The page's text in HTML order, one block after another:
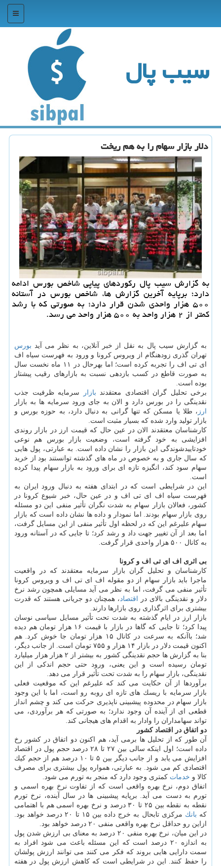
منو
سیب پال
دلار بازار سهام را به هم ریخت
به گزارش سیب پال ركوردهای پیاپی شاخص بورس ادامه
دارد؛ برپایه آخرین گزارش ها، شاخص بورس در آستانه
۵۰۰ هزار واحدی شدن قرار دارد؛ به صورتی كه با رشد
كمتر از ۲ هزار واحد به ۵۰۰ هزار واحد می رسد.
به گزارش سیب پال به نقل از خبر آنلاین، به نظر می آید بورس
تهران گذری زودهنگام از ویروس كرونا و ورود به فهرست سیاه اف
ای تی اف را تجربه كرده است؛ اما بهرحال در ۱۱ ماه نخست سال
به صورت قاطع در كسب بازدهی نسبت به بازارهای رقیب پیشتاز
بوده است.
برخی تحلیل گران اقتصادی معتقدند بازار
سرمایه ظرفیت جذب
نقدینگی را در بورس دارد و الان به جای ورود سرمایه ها به بازار
ارز ، طلا یا مسكن كه تنها گرانی به دنبال دارد، به حوزه بورس و
بازار تولید وارد شده كه بسیار مثبت است.
كارشناسان معتقدند الان در عین حال كه قیمت ارز در بازار روندی
افزایشی به خود گرفته است، وضعیت بازار بورس هم نوعی
خودتاییدشوندگی این بازار را نشان داده است. به عبارتی، پول هایی
كه سال جاری و به خصوص در ماه های گذشته توانستند بود از خرید
سهام سود كند، انگیزه تازه ای برای ورود به بازار سهام پیدا كرده
است.
این در شرایطی است كه در ابتدای هفته به دنبال ورود ایران به
فهرست سیاه اف ای تی اف و در عین حال، خبر شیوع كرونا در
كشور، فعالان بازار سهام به شدت نگران تأثیر منفی این دو مسئله
روی بازار سهام بودند. اما نمودار و داده ها نشان داده است كه بازار
سهام علیرغم این كه در لحظه اول تأثیر منفی از این مسایل گرفت،
اما بعد از آن تغییر جهت داد و رشد كرد؛ تا جایی كه در آستانه ورود
به كانال ۵۰۰ هزار واحدی قرار گرفت.
بی اثری اف ای تی اف و كرونا
كارشناسان و تحلیل گران بازار سرمایه معتقدند كه در واقعیت
ماجرا باید بازار سهام از دو مقوله اف ای تی اف و ویروس كرونا
تأثیر منفی می گرفت، اما به نظر می آید مسایلی همچون رشد نرخ
دلار و نقدینگی بالای در
اقتصاد ، همچنان دو جریانی هستند كه قدرت
بیشتری برای اثرگذاری روی بازارها دارند.
بازار ارز در ایام گذشته به شدت تحت تأثیر مسایل سیاسی نوسان
پیدا كرد؛ تا جایی كه گاها در بازار با قیمت ۱۶ هزار تومان هم دیده
شد؛ باآنكه به سرعت در كانال ۱۵ هزار تومان جا خوش كرد. هم
اكنون قیمت دلار در بازار ۱۴ هزار و ۷۵۵ تومان است. از جانب دیگر،
بنا به گزارش ها حجم نقدینگی كشور به بیشتر از ۲ هزار هزار میلیارد
تومان رسیده است و این یعنی، ورود حتی حجم اندكی از این
نقدینگی، بازار سهام را به شدت تحت تأثیر قرار می دهد.
برآوردها از آن حكایت می كند كه علیرغم این كه موقعیت فعلی
بازار سرمایه با ریسك های تازه ای روبه رو است، اما با این وجود
بازار سهام در محدوده پیشبینی ناپذیری حركت می كند و چشم انداز
قطعی ای از آینده آن وجود ندارد؛ به صورتی كه هر برآوردی، می
تواند سهامداران را وادار به اقدام های هیجانی كند.
دو اتفاق در اقتصاد كشور
آن طور كه از تحلیل ها برمی آید، هم اكنون دو اتفاق در كشور رخ
داده است؛ اول اینكه سالی بین ۲۷ تا ۲۸ درصد حجم پول در اقتصاد
افزایش می یابد و از جانب دیگر بین ۵ تا ۱۰ درصد هم از حجم كیك
اقتصادی كم می شود. به عبارتی، همواره پول بیشتری برای مصرف
كالا و خدمات كمتری وجود دارد كه منجر به تورم می شود.
اتفاق دوم، نرخ بهره واقعی است كه از تفاوت نرخ بهره اسمی و
تورم به دست می آید. برپایه پیشبینی ها در سال آینده، نرخ تورم
نقطه به نقطه بین ۲۵ تا ۳۰ درصد و نرخ بهره اسمی هم با اهتمامی
كه بانك
مركزی تابحال به خرج داده بین ۱۵ تا ۲۰ درصد خواهد بود.
ازاین رو حداقل نرخ بهره واقعی منفی ۲۰ درصد خواهد بود.
در این میان، نرخ بهره منفی ۲۰ درصد به معنای بی ارزش شدن پول
به اندازه ۲۰ درصد است كه این مسئله باعث می شود افراد به
سمت دارایی هایی بروند كه فكر می كنند می توانند ارزش پولشان
را حفظ كنند. این در شرایطی است كه كاهش ارزش پول در هفته